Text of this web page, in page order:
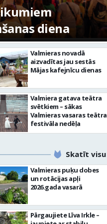
diena
Valmieras novadā
aizvadītas jau sestās
Mājas kafejnīcu dienas
Valmiera gatava teātra
svētkiem – sākas
Valmieras vasaras teātra
festivāla nedēļa
Skatīt visu
Valmieras puķu dobes
un rotācijas apļi
2026.gada vasarā
Pārgaujiete Līva Irkle –